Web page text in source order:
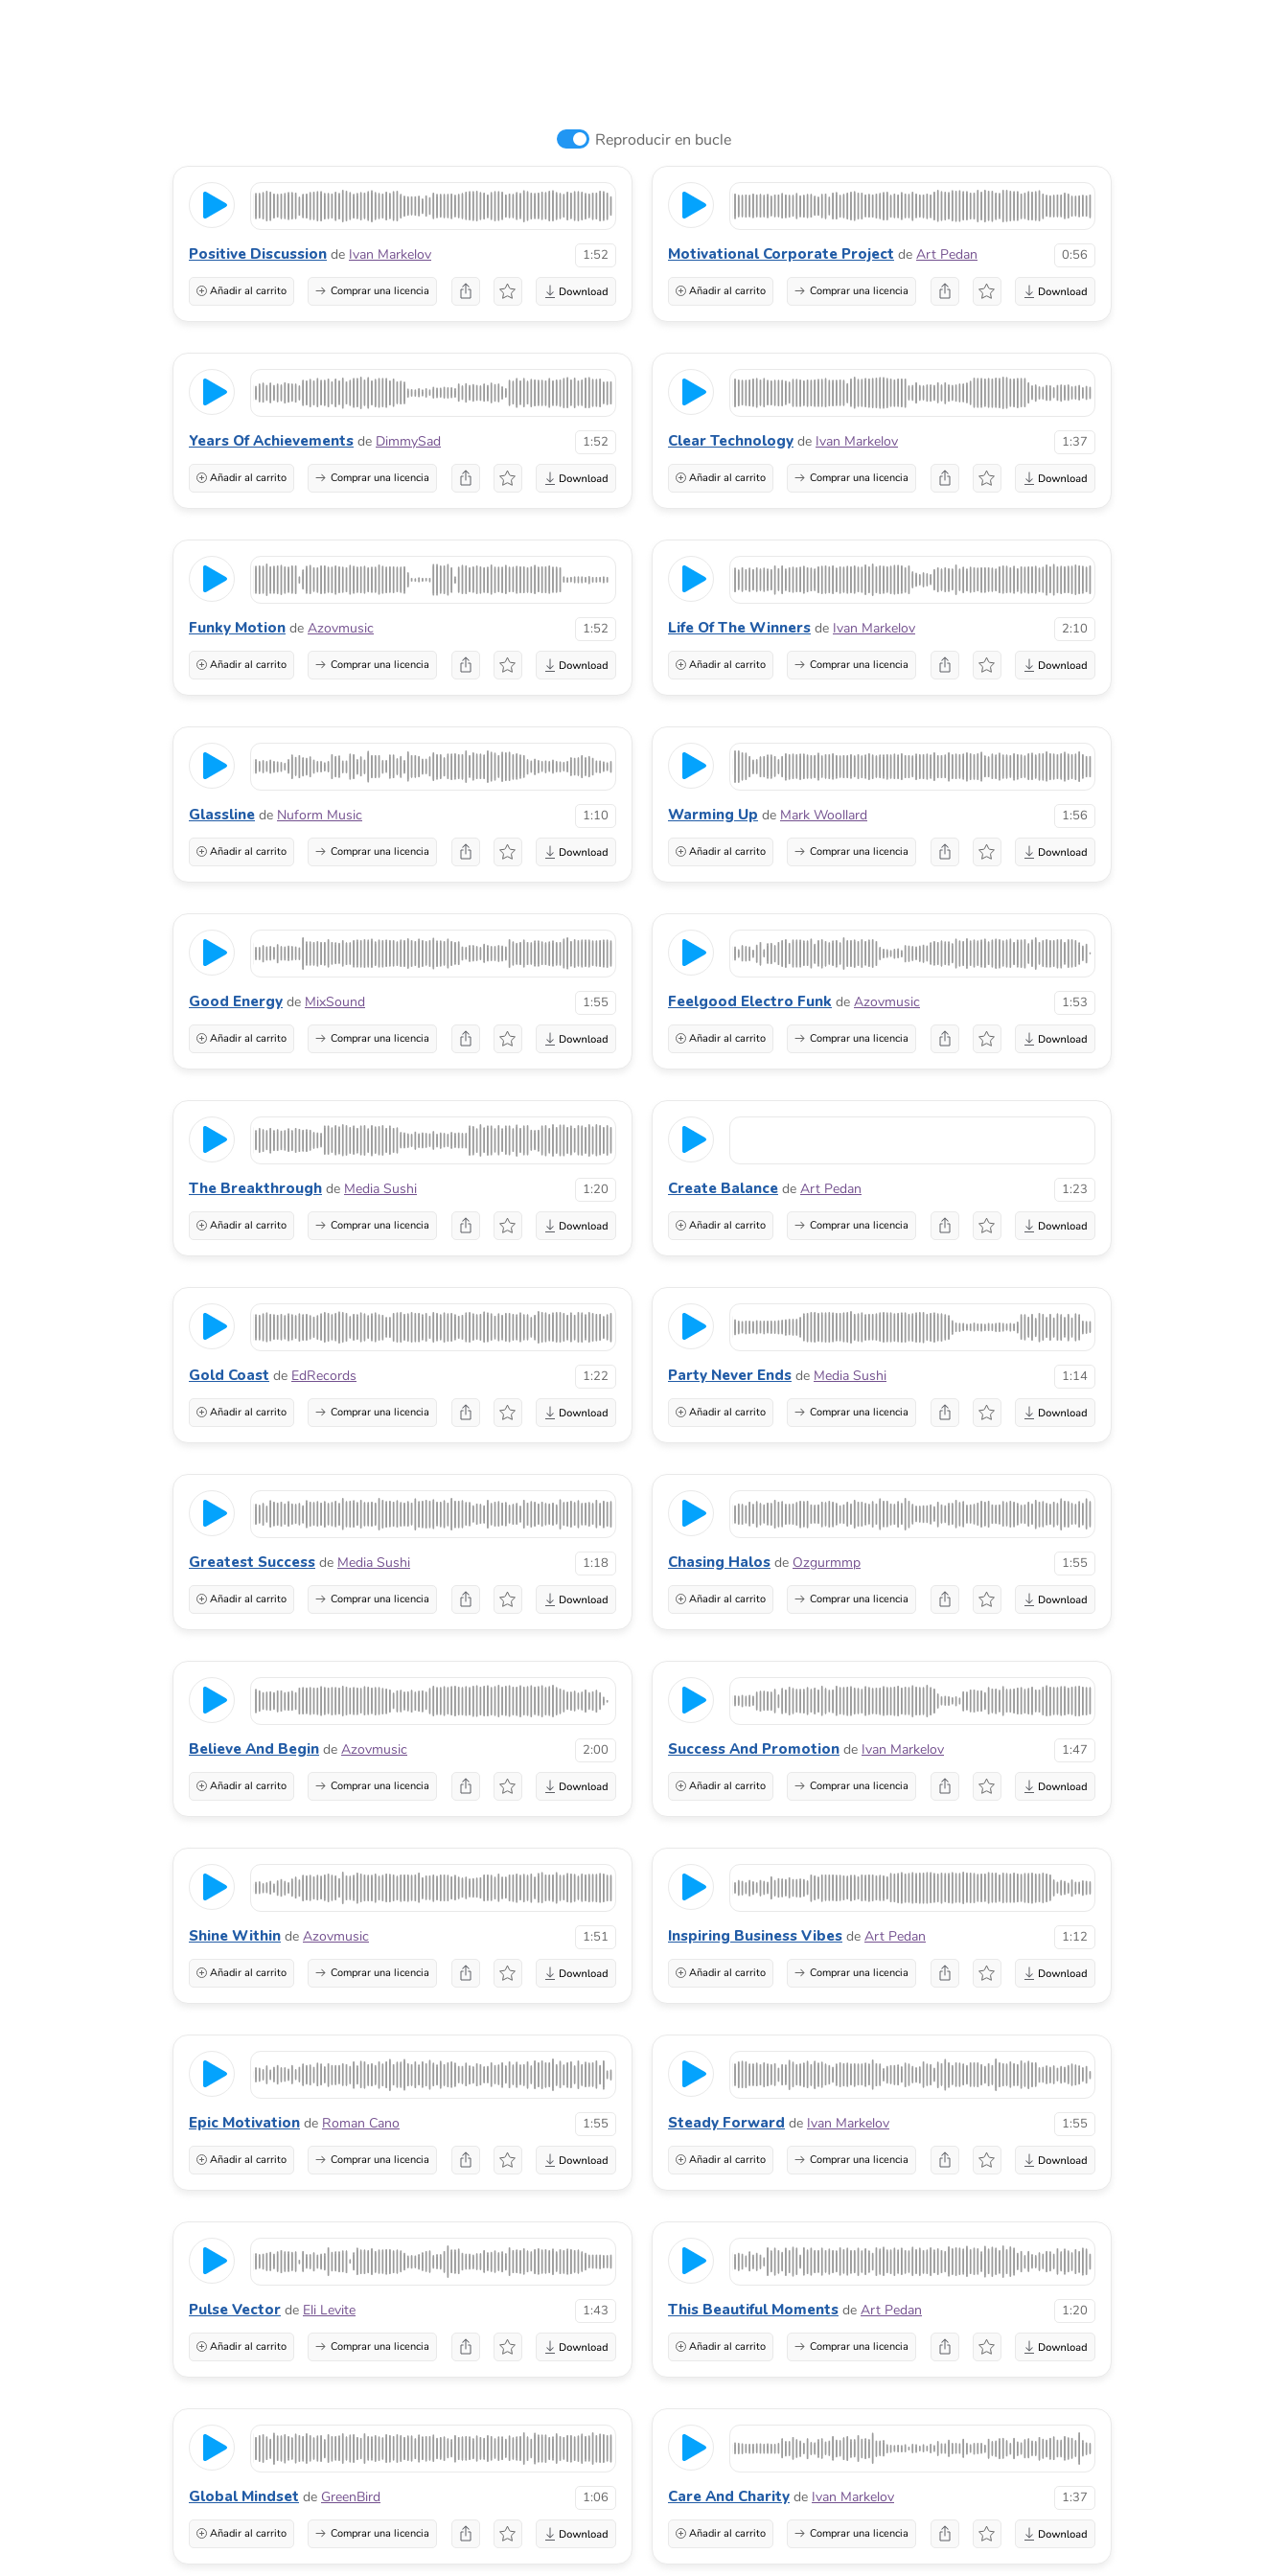
Reproducir en bucle
Positive Discussion de Ivan Markelov 1:52
Añadir al carrito Comprar una licencia
Motivational Corporate Project de Art Pedan 0:56
Añadir al carrito Comprar una licencia
Years Of Achievements de DimmySad 1:52
Añadir al carrito Comprar una licencia
Clear Technology de Ivan Markelov 1:37
Añadir al carrito Comprar una licencia
Funky Motion de Azovmusic 1:52
Añadir al carrito Comprar una licencia
Life Of The Winners de Ivan Markelov 2:10
Añadir al carrito Comprar una licencia
Glassline de Nuform Music 1:10
Añadir al carrito Comprar una licencia
Warming Up de Mark Woollard 1:56
Añadir al carrito Comprar una licencia
Good Energy de MixSound 1:55
Añadir al carrito Comprar una licencia
Feelgood Electro Funk de Azovmusic 1:53
Añadir al carrito Comprar una licencia
The Breakthrough de Media Sushi 1:20
Añadir al carrito Comprar una licencia
Create Balance de Art Pedan 1:23
Añadir al carrito Comprar una licencia
Gold Coast de EdRecords 1:22
Añadir al carrito Comprar una licencia
Party Never Ends de Media Sushi 1:14
Añadir al carrito Comprar una licencia
Greatest Success de Media Sushi 1:18
Añadir al carrito Comprar una licencia
Chasing Halos de Ozgurmmp 1:55
Añadir al carrito Comprar una licencia
Believe And Begin de Azovmusic 2:00
Añadir al carrito Comprar una licencia
Success And Promotion de Ivan Markelov 1:47
Añadir al carrito Comprar una licencia
Shine Within de Azovmusic 1:51
Añadir al carrito Comprar una licencia
Inspiring Business Vibes de Art Pedan 1:12
Añadir al carrito Comprar una licencia
Epic Motivation de Roman Cano 1:55
Añadir al carrito Comprar una licencia
Steady Forward de Ivan Markelov 1:55
Añadir al carrito Comprar una licencia
Pulse Vector de Eli Levite 1:43
Añadir al carrito Comprar una licencia
This Beautiful Moments de Art Pedan 1:20
Añadir al carrito Comprar una licencia
Global Mindset de GreenBird 1:06
Añadir al carrito Comprar una licencia
Care And Charity de Ivan Markelov 1:37
Añadir al carrito Comprar una licencia